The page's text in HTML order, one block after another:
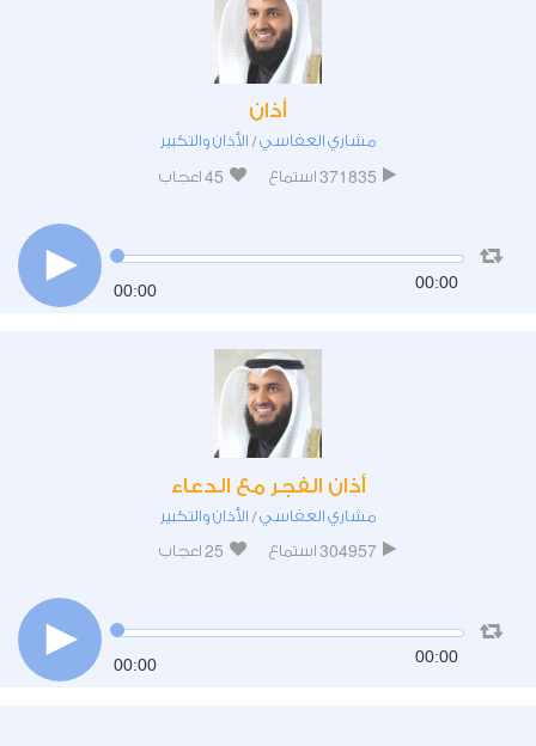
أذان
مشاري العفاسي/ الأذان والتكبير
371835 استماع 45 اعجاب
00:00 00:00
أذان الفجر مع الدعاء
مشاري العفاسي/ الأذان والتكبير
304957 استماع 25 اعجاب
00:00 00:00